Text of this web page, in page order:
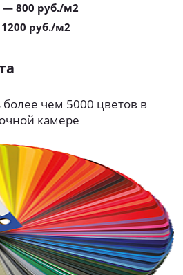
— 800 руб./м2
руб./м2
чем 5000 цветов в
камере